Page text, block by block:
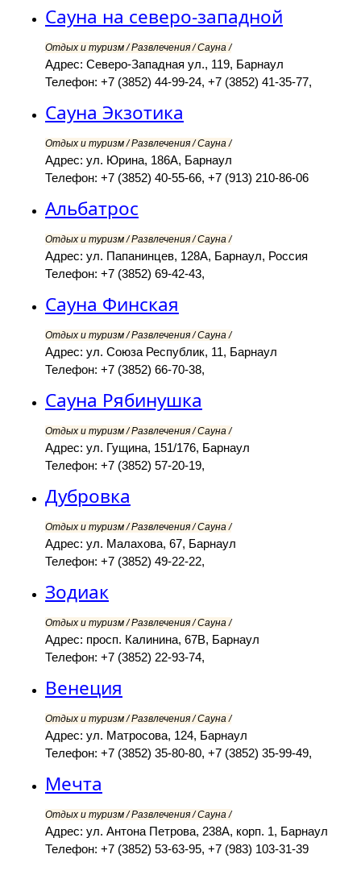
Сауна на северо-западной
Отдых и туризм / Развлечения / Сауна /
Адрес: Северо-Западная ул., 119, Барнаул
Телефон: +7 (3852) 44-99-24, +7 (3852) 41-35-77,
Сауна Экзотика
Отдых и туризм / Развлечения / Сауна /
Адрес: ул. Юрина, 186А, Барнаул
Телефон: +7 (3852) 40-55-66, +7 (913) 210-86-06
Альбатрос
Отдых и туризм / Развлечения / Сауна /
Адрес: ул. Папанинцев, 128А, Барнаул, Россия
Телефон: +7 (3852) 69-42-43,
Сауна Финская
Отдых и туризм / Развлечения / Сауна /
Адрес: ул. Союза Республик, 11, Барнаул
Телефон: +7 (3852) 66-70-38,
Сауна Рябинушка
Отдых и туризм / Развлечения / Сауна /
Адрес: ул. Гущина, 151/176, Барнаул
Телефон: +7 (3852) 57-20-19,
Дубровка
Отдых и туризм / Развлечения / Сауна /
Адрес: ул. Малахова, 67, Барнаул
Телефон: +7 (3852) 49-22-22,
Зодиак
Отдых и туризм / Развлечения / Сауна /
Адрес: просп. Калинина, 67В, Барнаул
Телефон: +7 (3852) 22-93-74,
Венеция
Отдых и туризм / Развлечения / Сауна /
Адрес: ул. Матросова, 124, Барнаул
Телефон: +7 (3852) 35-80-80, +7 (3852) 35-99-49,
Мечта
Отдых и туризм / Развлечения / Сауна /
Адрес: ул. Антона Петрова, 238А, корп. 1, Барнаул
Телефон: +7 (3852) 53-63-95, +7 (983) 103-31-39